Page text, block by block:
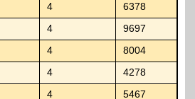
4 6378
4 9697
4 8004
4 4278
4 5467